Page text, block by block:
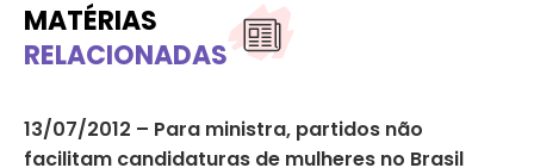
MATÉRIAS
RELACIONADAS
13/07/2012 – Para ministra, partidos não
facilitam candidaturas de mulheres no Brasil